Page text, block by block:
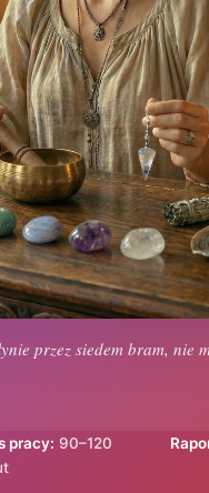
przez siedem bram, nie
pracy: 90–120